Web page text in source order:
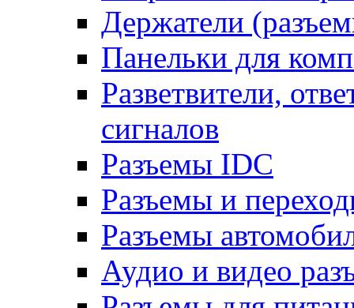
Держатели
Панельки для
Разветвители,
сигналов
Разъемы IDC
Разъемы и
Разъемы
Аудио и видео